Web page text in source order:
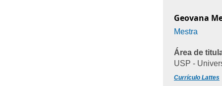
Geovana
Mestra
Área de
USP -
Currículo Lattes